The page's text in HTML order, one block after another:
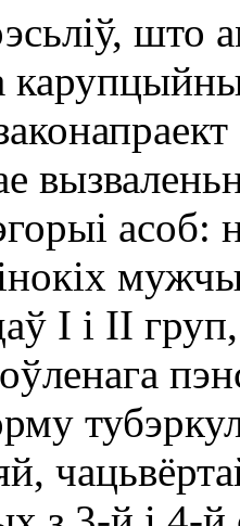
што
I і II